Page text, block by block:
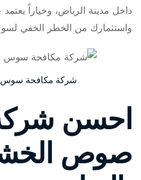
داخل مدينة الرياض، وخياراً يعتمد
واستثمارك من الخطر الخفي
شركة مكافحة سوس
احسن
صوص